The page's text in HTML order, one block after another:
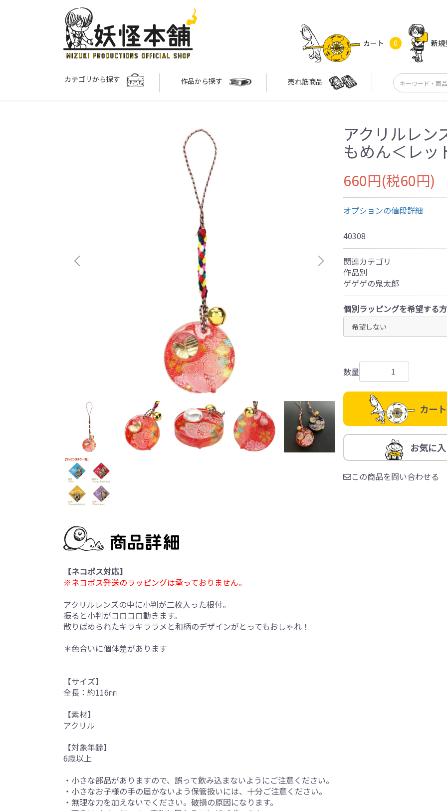
カート 0 新規
カテゴリから探す 作品から探す 売れ筋商品
アクリルレン
もめん＜レッ
660円(税60円)
オプションの値段詳細
40308
関連カテゴリ
作品別
ゲゲゲの鬼太郎
個別ラッピングを希望する
数量
カー
お気に
この商品を問い合わせる
【ネコポス対応】
※ネコポス発送のラッピングは承っておりません。
アクリルレンズの中に小判が二枚入った根付。
振ると小判がコロコロ動きます。
散りばめられたキラキララメと和柄のデザインがとってもおしゃれ！
＊色合いに個体差があります
【サイズ】
全長：約116㎜
【素材】
アクリル
【対象年齢】
6歳以上
・小さな部品がありますので、誤って飲み込まないようにご注意ください。
・小さなお子様の手の届かないよう保管扱いには、十分ご注意ください。
・無理な力を加えないでください。破損の原因になります。